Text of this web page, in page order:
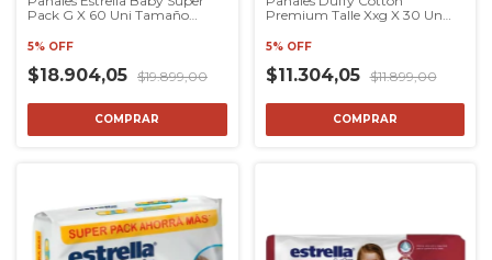
Pack G X 60 Uni Tamaño
5% OFF
$18.904,05 $19.899,00
COMPRAR
Premium Talle Xxg X 30 Un
5% OFF
$11.304,05 $11.899,00
COMPRAR